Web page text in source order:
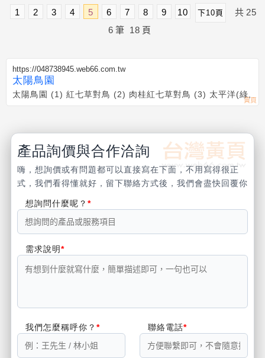
1 2 3 4 5 6 7 8 9 10 下10頁 共 25
6 筆 18 頁
https://048738945.web66.com.tw
太陽鳥園
太陽鳥園 (1) 紅七草對鳥 (2) 肉桂紅七草對鳥 (3) 太平洋(綠,
產品詢價與合作洽詢
嗨，想詢價或有問題都可以直接寫在下面，不用寫得很正
式，我們看得懂就好，留下聯絡方式後，我們會盡快回覆你
想詢問什麼呢？
需求說明
我們怎麼稱呼你？ 聯絡電話